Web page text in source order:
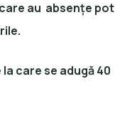
au absențe pot
care se adugă 40